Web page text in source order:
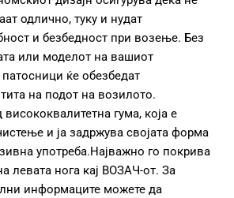
одлично, туку и нудат
и безбедност при возење. Без
или моделот на вашиот
ќе обезбедат
на подот на возилото.
гума, која е
и ја задржува својата форма
употреба.Најважно го покрива
левата нога кај ВОЗАЧ-от. За
информаците можете да